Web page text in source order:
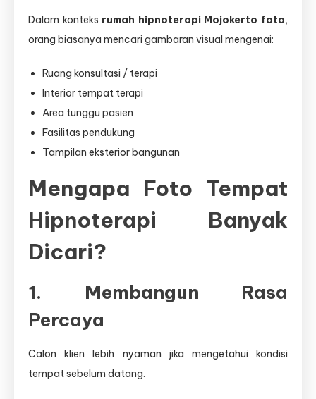
Dalam konteks rumah hipnoterapi Mojokerto foto,
orang biasanya mencari gambaran visual mengenai:
Ruang konsultasi / terapi
Interior tempat terapi
Area tunggu pasien
Fasilitas pendukung
Tampilan eksterior bangunan
Mengapa Foto Tempat
Hipnoterapi Banyak
Dicari?
1. Membangun Rasa
Percaya
Calon klien lebih nyaman jika mengetahui kondisi
tempat sebelum datang.